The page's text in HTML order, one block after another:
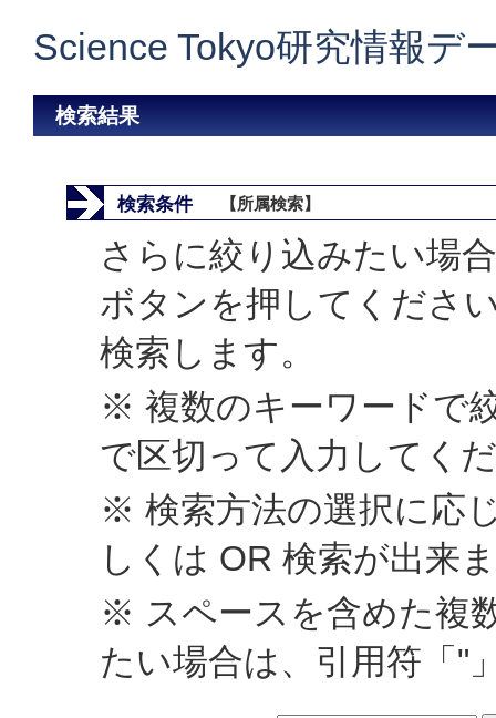
Science Tokyo研究情報デ
検索結果
検索条件 【所属検索】
さらに絞り込みたい場
ボタンを押してくださ
検索します。
※ 複数のキーワードで
で区切って入力してく
※ 検索方法の選択に応
しくは OR 検索が出来
※ スペースを含めた複
たい場合は、引用符「"